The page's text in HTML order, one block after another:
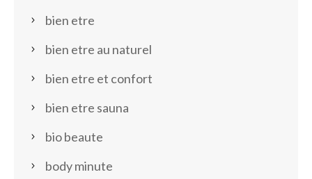
bien etre
bien etre au naturel
bien etre et confort
bien etre sauna
bio beaute
body minute